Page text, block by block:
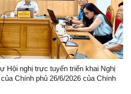
Hội nghị trực tuyến triển khai Nghị
Chính phủ 26/6/2026 của Chính